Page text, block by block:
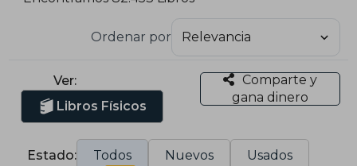
Ordenar por
Ver:
Libros Físicos
Comparte y
gana dinero
Estado: Todos Nuevos Usados